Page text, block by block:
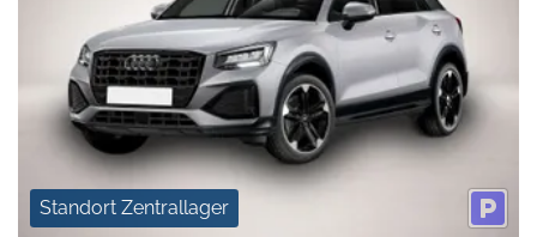
Standort Zentrallager